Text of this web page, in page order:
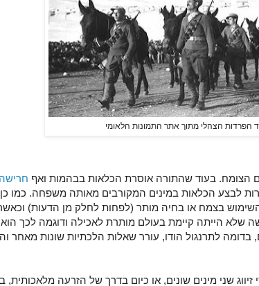
הפרדות הצהלי מתוך אתר התמונות הלאומי
הצומח. בעוד שהתורה אוסרת הכלאות בבהמות ואף
לבצע הכלאות במינים המקורבים מאותה משפחה. כמו
בצמח או בחיה מותר (לפחות לחלק מן הדעות)
שלא הייתה קיימת בעולם מותרת לאכילה ודוגמה לכך
בדומה לתרנגול הודו, עורר שאלות הלכתיות שונות מאחר
שני מינים שונים, או כיום בדרך של הזרעה מלאכותית,